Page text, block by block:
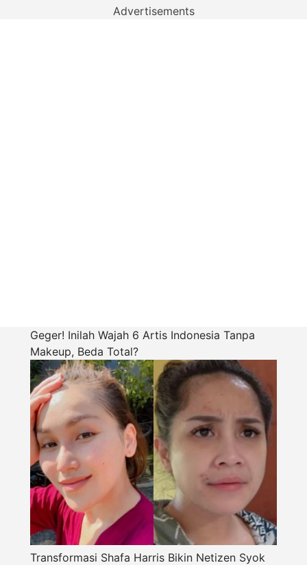
Advertisements
Geger! Inilah Wajah 6 Artis Indonesia Tanpa
Makeup, Beda Total?
Transformasi Shafa Harris Bikin Netizen Syok